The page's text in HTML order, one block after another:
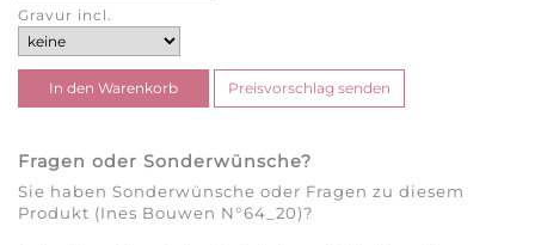
Gravur incl.
Fragen oder Sonderwünsche?
Sie haben Sonderwünsche oder Fragen zu diesem
Produkt (Ines Bouwen N°64_20)?